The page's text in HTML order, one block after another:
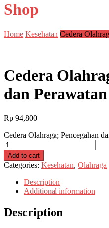
Shop
Home Kesehatan Cedera
Cedera
dan Perawatan
Rp 94,800
Cedera Olahraga; Pencegahan
Add to cart
Categories: Kesehatan, Olahraga
Description
Additional information
Description